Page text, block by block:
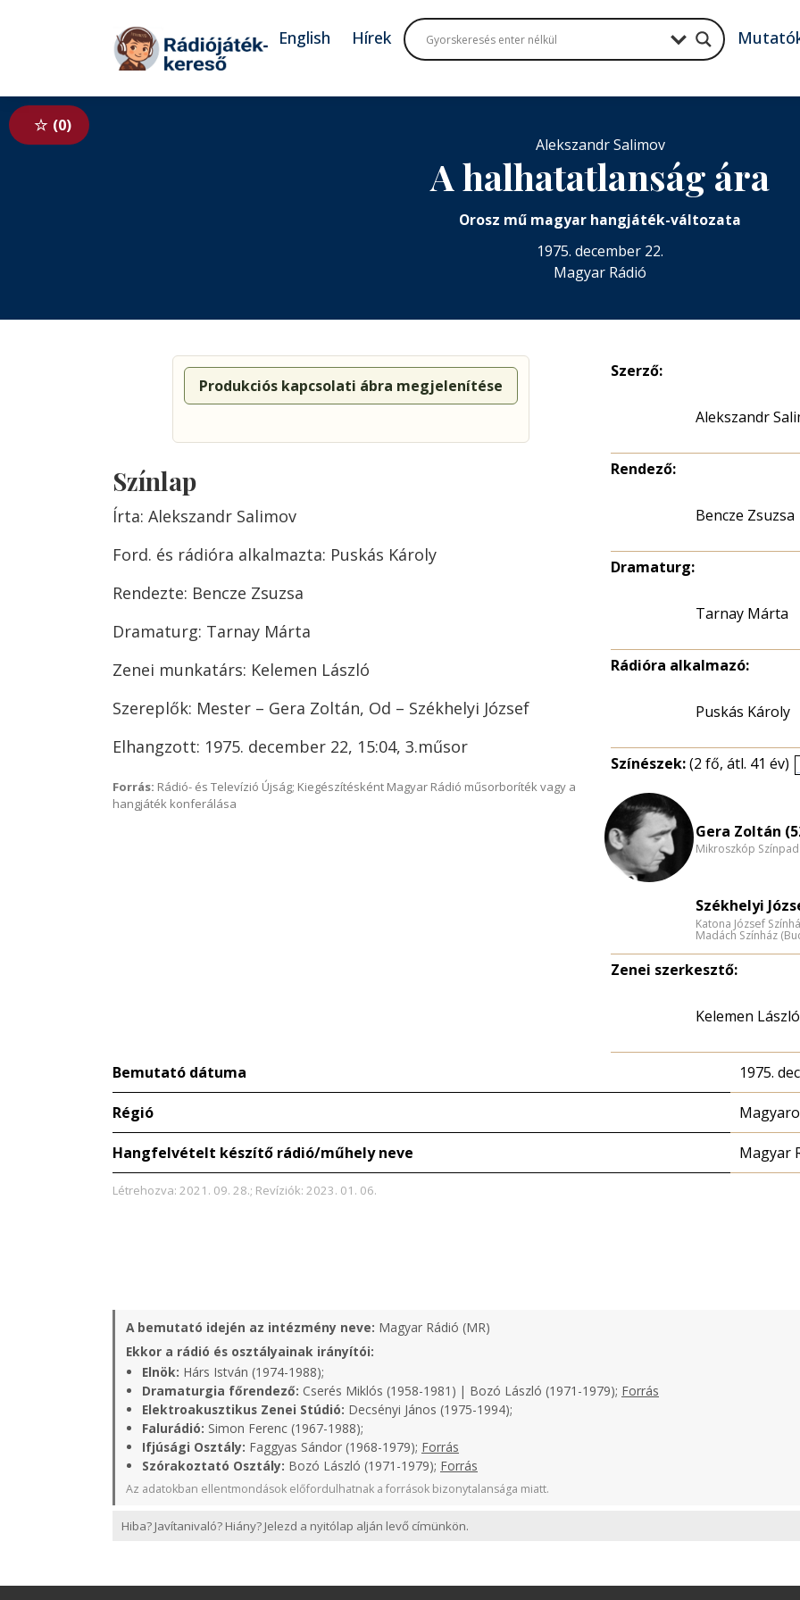
Tovább a tartalomhoz
English Hírek
0
Alekszandr Salimov
A halhatatlanság ára
Orosz mű magyar hangjáték-változata
1975. december 22.
Magyar Rádió
Produkciós kapcsolati ábra megjelenítése
Színlap
Írta: Alekszandr Salimov
Ford. és rádióra alkalmazta: Puskás Károly
Rendezte: Bencze Zsuzsa
Dramaturg: Tarnay Márta
Zenei munkatárs: Kelemen László
Szereplők: Mester – Gera Zoltán, Od – Székhelyi József
Elhangzott: 1975. december 22, 15:04, 3.műsor
Forrás: Rádió- és Televízió Újság; Kiegészítésként Magyar Rádió műsorboríték vagy a
hangjáték konferálása
Szerző:
Alekszandr
Rendező:
Bencze Zsuzsa
Dramaturg:
Tarnay Márta
Rádióra alkalmazó:
Puskás Károly
Színészek:(2 fő, átl. 41 év)
Gera Zoltán
Mikroszkóp
Székhelyi
Katona József
Madách Színház
Zenei szerkesztő:
Kelemen László
Bemutató dátuma 1975.
Régió
Hangfelvételt készítő rádió/műhely neve Magyar
Létrehozva: 2021. 09. 28.; Revíziók: 2023. 01. 06.
A bemutató idején az intézmény neve: Magyar Rádió (MR)
Ekkor a rádió és osztályainak irányítói:
Elnök: Hárs István (1974-1988);
Dramaturgia főrendező: Cserés Miklós (1958-1981) | Bozó László (1971-1979); Forrás
Elektroakusztikus Zenei Stúdió: Decsényi János (1975-1994);
Falurádió: Simon Ferenc (1967-1988);
Ifjúsági Osztály: Faggyas Sándor (1968-1979); Forrás
Szórakoztató Osztály: Bozó László (1971-1979); Forrás
Az adatokban ellentmondások előfordulhatnak a források bizonytalansága miatt.
Hiba? Javítanivaló? Hiány? Jelezd a nyitólap alján levő címünkön.